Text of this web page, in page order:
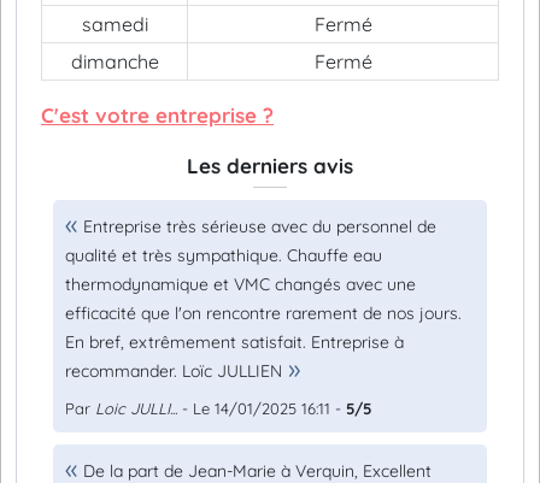
samedi
Fermé
dimanche
Fermé
C'est votre entreprise ?
Les derniers avis
Entreprise très sérieuse avec du personnel de
qualité et très sympathique. Chauffe eau
thermodynamique et VMC changés avec une
efficacité que l'on rencontre rarement de nos jours.
En bref, extrêmement satisfait. Entreprise à
recommander. Loïc JULLIEN
Par Loic JULLI... - Le 14/01/2025 16:11 - 5/5
De la part de Jean-Marie à Verquin, Excellent